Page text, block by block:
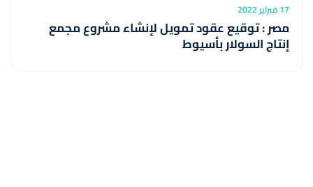
17 فبراير 2022
مصر : توقيع عقود تمويل لإنشاء مشروع مجمع
إنتاج السولار بأسيوط